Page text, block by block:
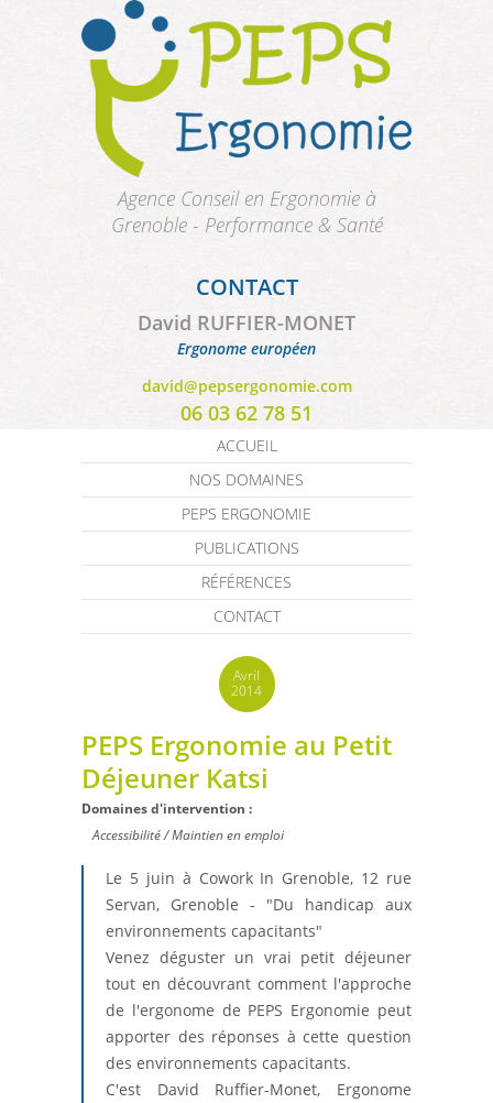
Aller au contenu principal
Agence Conseil en Ergonomie à
Grenoble - Performance & Santé
CONTACT
David RUFFIER-MONET
Ergonome européen
david@pepsergonomie.com
06 03 62 78 51
ACCUEIL
NOS DOMAINES
PEPS ERGONOMIE
PUBLICATIONS
RÉFÉRENCES
CONTACT
Avril
2014
PEPS Ergonomie au Petit
Déjeuner Katsi
Domaines d'intervention :
Accessibilité / Maintien en emploi
Le 5 juin à Cowork In Grenoble, 12 rue
Servan, Grenoble - "Du handicap aux
environnements capacitants"
Venez déguster un vrai petit déjeuner
tout en découvrant comment l'approche
de l'ergonome de PEPS Ergonomie peut
apporter des réponses à cette question
des environnements capacitants.
C'est David Ruffier-Monet, Ergonome